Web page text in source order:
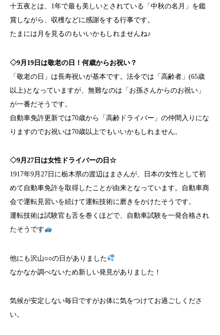
十五夜とは、1年で最も美しいとされている「中秋の名月」を鑑
賞しながら、収穫などに感謝をする行事です。
たまには月を見るのもいいかもしれませんね♪
◇9月19日は敬老の日！何歳からお祝い？
「敬老の日」は長寿祝いが基本です。法令では「高齢者」(65歳
以上)となっていますが、無難なのは「お孫さんからのお祝い」
が一番だそうです。
自動車免許更新では70歳から「高齢ドライバー」の仲間入りにな
りますのでお祝いは70歳以上でもいいかもしれません。
◇9月27日は女性ドライバーの日☆
1917年9月27日に栃木県の渡辺はまさんが、日本の女性として初
めて自動車免許を取得したことが由来となっています。自動車商
会で運転見習いを続けて運転技術に磨きをかけたそうです。
運転技術は試験官も舌を巻くほどで、自動車試験を一発合格され
たそうです
他にも沢山○○の日がありました
なかなか調べないため新しい発見がありました！
気候が安定しない毎日ですがお体に気をつけてお過ごしくださ
い。